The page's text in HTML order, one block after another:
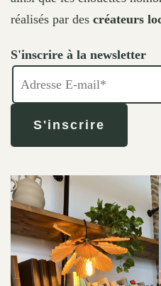
réalisés par des créateurs
S'inscrire à la newsletter